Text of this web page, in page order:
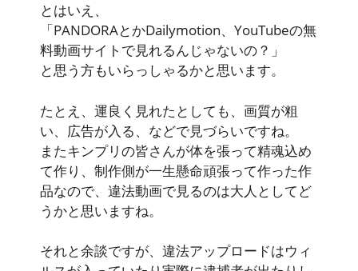
とはいえ、
「PANDORAとかDailymotion、YouTubeの無
料動画サイトで見れるんじゃないの？」
と思う方もいらっしゃるかと思います。
たとえ、運良く見れたとしても、画質が粗
い、広告が入る、などで見づらいですね。
またキンプリの皆さんが体を張って精魂込め
て作り、制作側が一生懸命頑張って作った作
品なので、違法動画で見るのは大人としてど
うかと思いますね。
それと余談ですが、 違法アップロードはウィ